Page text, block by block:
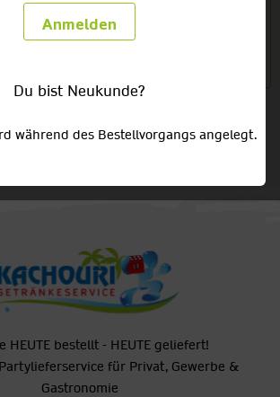
HEUTE bestellt - HEUTE geliefert!
für Privat, Gewerbe &
Gastronomie
Anmelden
Du bist Neukunde?
während des Bestellvorgangs angelegt.